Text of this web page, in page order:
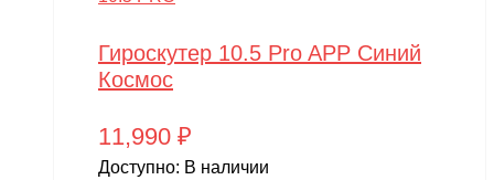
Гироскутер 10.5 Pro APP Синий
Космос
11,990 ₽
Доступно: В наличии